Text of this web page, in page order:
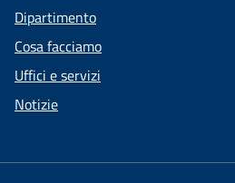
Dipartimento
Cosa facciamo
Uffici e servizi
Notizie